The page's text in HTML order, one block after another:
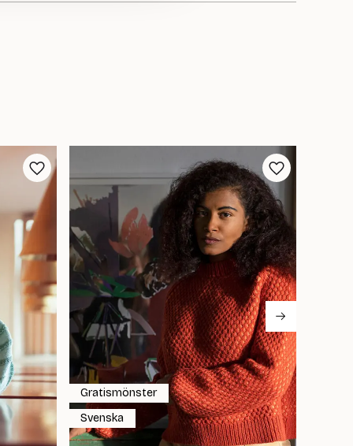
Gratismönster
Svenska